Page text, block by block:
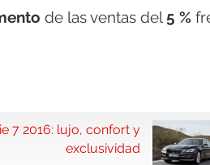
de las ventas del 5 %
7 2016: lujo, confort y
exclusividad